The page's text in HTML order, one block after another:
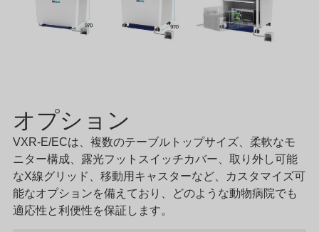
オプション
VXR-E/ECは、複数のテーブルトップサイズ、柔軟なモ
ニター構成、露光フットスイッチカバー、取り外し可能
なX線グリッド、移動用キャスターなど、カスタマイズ可
能なオプションを備えており、どのような動物病院でも
適応性と利便性を保証します。